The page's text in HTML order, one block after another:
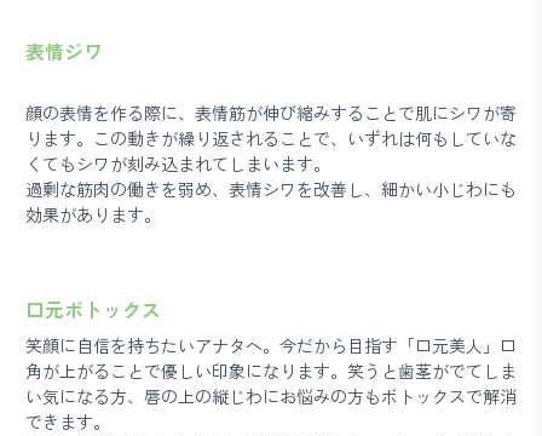
表情ジワ
顔の表情を作る際に、表情筋が伸び縮みすることで肌にシワが寄
ります。この動きが繰り返されることで、いずれは何もしていな
くてもシワが刻み込まれてしまいます。
過剰な筋肉の働きを弱め、表情シワを改善し、細かい小じわにも
効果があります。
口元ボトックス
笑顔に自信を持ちたいアナタへ。今だから目指す「口元美人」口
角が上がることで優しい印象になります。笑うと歯茎がでてしま
い気になる方、唇の上の縦じわにお悩みの方もボトックスで解消
できます。